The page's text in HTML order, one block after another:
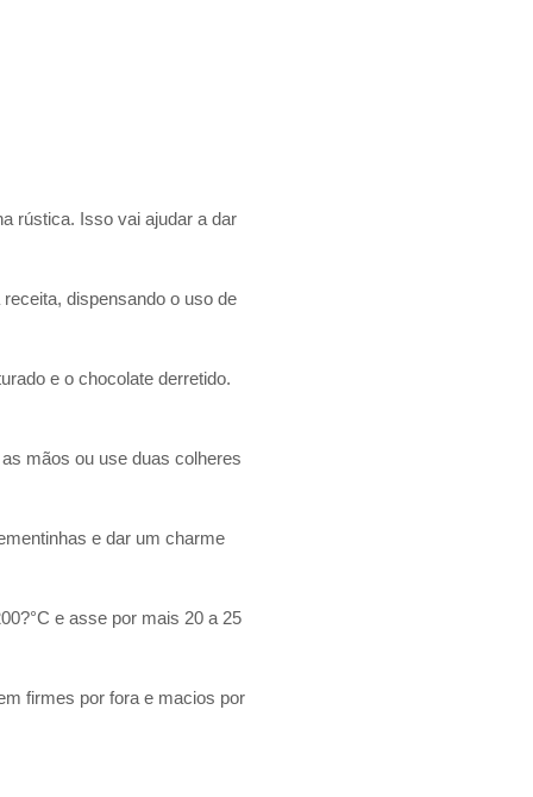
rústica. Isso vai ajudar a dar
dispensando o uso de
e o chocolate derretido.
mãos ou use duas colheres
e dar um charme
e asse por mais 20 a 25
firmes por fora e macios por